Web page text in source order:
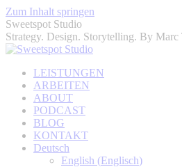
Zum Inhalt springen
Sweetspot Studio
Strategy. Design. Storytelling. By Marc
LEISTUNGEN
ARBEITEN
ABOUT
PODCAST
BLOG
KONTAKT
Deutsch
English (Englisch)